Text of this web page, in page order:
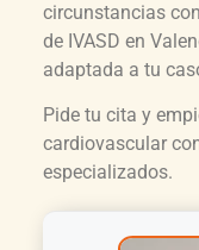
circunstancias
de IVASD en
adaptada a tu
Pide tu cita y
cardiovascular
especializados.